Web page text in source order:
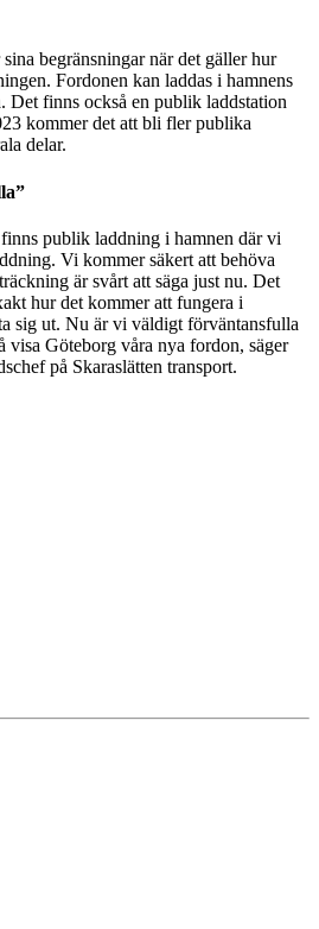
begränsningar när det gäller hur
Fordonen kan laddas i hamnens
Det finns också en publik laddstation
kommer det att bli fler publika
delar.
publik laddning i hamnen där vi
Vi kommer säkert att behöva
är svårt att säga just nu. Det
hur det kommer att fungera i
sig ut. Nu är vi väldigt förväntansfulla
visa Göteborg våra nya fordon, säger
på Skaraslätten transport.